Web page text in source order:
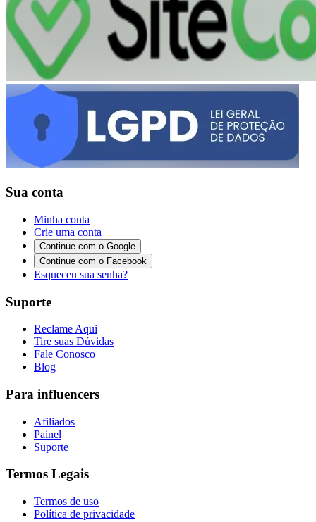
Sua conta
Minha conta
Crie uma conta
Continue com o Google
Continue com o Facebook
Esqueceu sua senha?
Suporte
Reclame Aqui
Tire suas Dúvidas
Fale Conosco
Blog
Para influencers
Afiliados
Painel
Suporte
Termos Legais
Termos de uso
Política de privacidade